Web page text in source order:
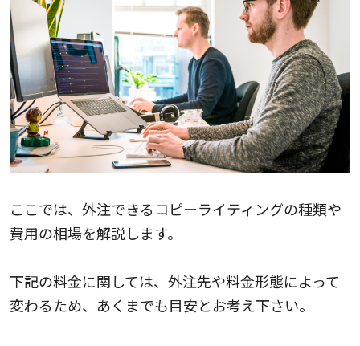
ここでは、外注できるコピーライティングの種類や
費用の相場を解説します。
下記の料金に関しては、外注先や料金形態によって
変わるため、あくまでも目安とお考え下さい。